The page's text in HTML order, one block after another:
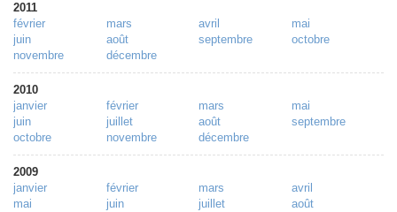
2011
février
mars avril
mai
juin
août septembre
octobre
novembre
décembre
2010
janvier
février mars
mai
juin
juillet août
septembre
octobre
novembre décembre
2009
janvier
février mars
avril
mai
juin juillet
août